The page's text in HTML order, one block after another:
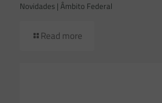
Novidades | Âmbito Federal
Read more